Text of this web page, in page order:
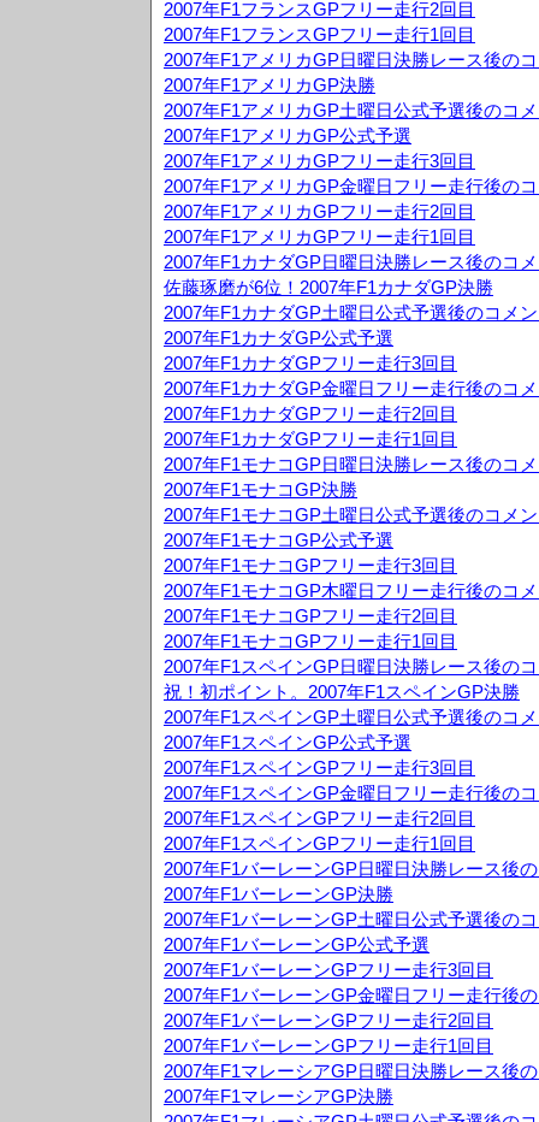
2007年F1フランスGPフリー走行2回目
2007年F1フランスGPフリー走行1回目
2007年F1アメリカGP日曜日決勝レース後の
2007年F1アメリカGP決勝
2007年F1アメリカGP土曜日公式予選後のコ
2007年F1アメリカGP公式予選
2007年F1アメリカGPフリー走行3回目
2007年F1アメリカGP金曜日フリー走行後の
2007年F1アメリカGPフリー走行2回目
2007年F1アメリカGPフリー走行1回目
2007年F1カナダGP日曜日決勝レース後のコ
佐藤琢磨が6位！2007年F1カナダGP決勝
2007年F1カナダGP土曜日公式予選後のコメ
2007年F1カナダGP公式予選
2007年F1カナダGPフリー走行3回目
2007年F1カナダGP金曜日フリー走行後のコ
2007年F1カナダGPフリー走行2回目
2007年F1カナダGPフリー走行1回目
2007年F1モナコGP日曜日決勝レース後のコ
2007年F1モナコGP決勝
2007年F1モナコGP土曜日公式予選後のコメ
2007年F1モナコGP公式予選
2007年F1モナコGPフリー走行3回目
2007年F1モナコGP木曜日フリー走行後のコ
2007年F1モナコGPフリー走行2回目
2007年F1モナコGPフリー走行1回目
2007年F1スペインGP日曜日決勝レース後の
祝！初ポイント。2007年F1スペインGP決勝
2007年F1スペインGP土曜日公式予選後のコ
2007年F1スペインGP公式予選
2007年F1スペインGPフリー走行3回目
2007年F1スペインGP金曜日フリー走行後の
2007年F1スペインGPフリー走行2回目
2007年F1スペインGPフリー走行1回目
2007年F1バーレーンGP日曜日決勝レース後
2007年F1バーレーンGP決勝
2007年F1バーレーンGP土曜日公式予選後の
2007年F1バーレーンGP公式予選
2007年F1バーレーンGPフリー走行3回目
2007年F1バーレーンGP金曜日フリー走行後
2007年F1バーレーンGPフリー走行2回目
2007年F1バーレーンGPフリー走行1回目
2007年F1マレーシアGP日曜日決勝レース後
2007年F1マレーシアGP決勝